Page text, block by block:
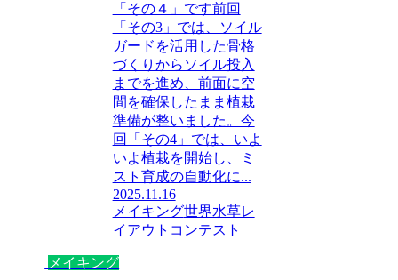
「その４」です前回
「その3」では、ソイル
ガードを活用した骨格
づくりからソイル投入
までを進め、前面に空
間を確保したまま植栽
準備が整いました。今
回「その4」では、いよ
いよ植栽を開始し、ミ
スト育成の自動化に...
2025.11.16
メイキング世界水草レ
イアウトコンテスト
メイキング